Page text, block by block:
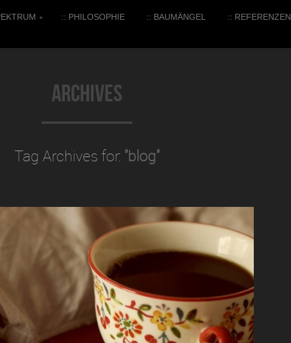
+ :: PHILOSOPHIE :: BAUMÄNGEL :: REFERENZEN
Archives
Tag Archives for: "blog"